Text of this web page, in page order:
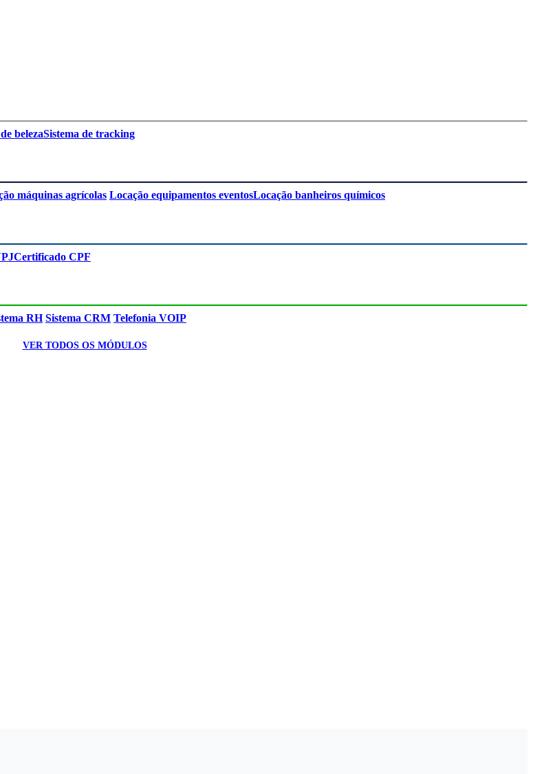
belezaSistema de tracking
máquinas agrícolas Locação equipamentos eventosLocação banheiros químicos
Certificado CPF
RH Sistema CRM Telefonia VOIP
VER TODOS OS MÓDULOS